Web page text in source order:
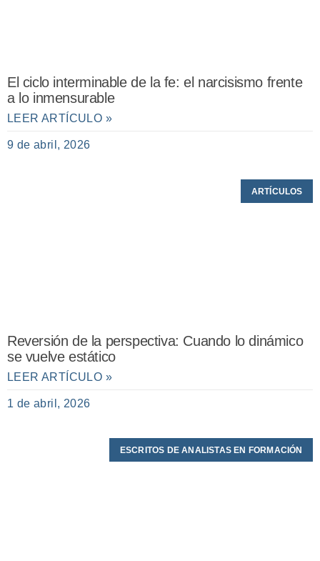
El ciclo interminable de la fe: el narcisismo frente
a lo inmensurable
LEER ARTÍCULO »
9 de abril, 2026
ARTÍCULOS
Reversión de la perspectiva: Cuando lo dinámico
se vuelve estático
LEER ARTÍCULO »
1 de abril, 2026
ESCRITOS DE ANALISTAS EN FORMACIÓN